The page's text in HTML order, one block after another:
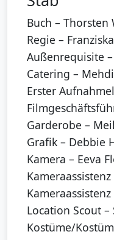
Buch – Thorsten
Regie –
Außenrequisite
Catering –
Erster
Garderobe –
Grafik – Debbie
Kamera – Eeva
Location Scout
Kostüme/